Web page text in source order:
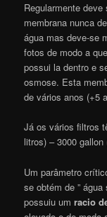
Regularmente
membrana nunca
água mas deve-se
fotos de modo a
possui la dentro e
osmose. Esta
de vários anos (+5
Já os vários filtros
litros) – 3000
Um parâmetro
se obtém de ”
possuiu umracio